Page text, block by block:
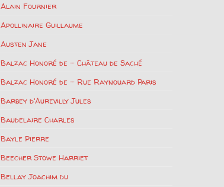
Alain Fournier
Apollinaire Guillaume
Austen Jane
Balzac Honoré de – Château de Saché
Balzac Honoré de – Rue Raynouard Paris
Barbey d'Aurevilly Jules
Baudelaire Charles
Bayle Pierre
Beecher Stowe Harriet
Bellay Joachim du